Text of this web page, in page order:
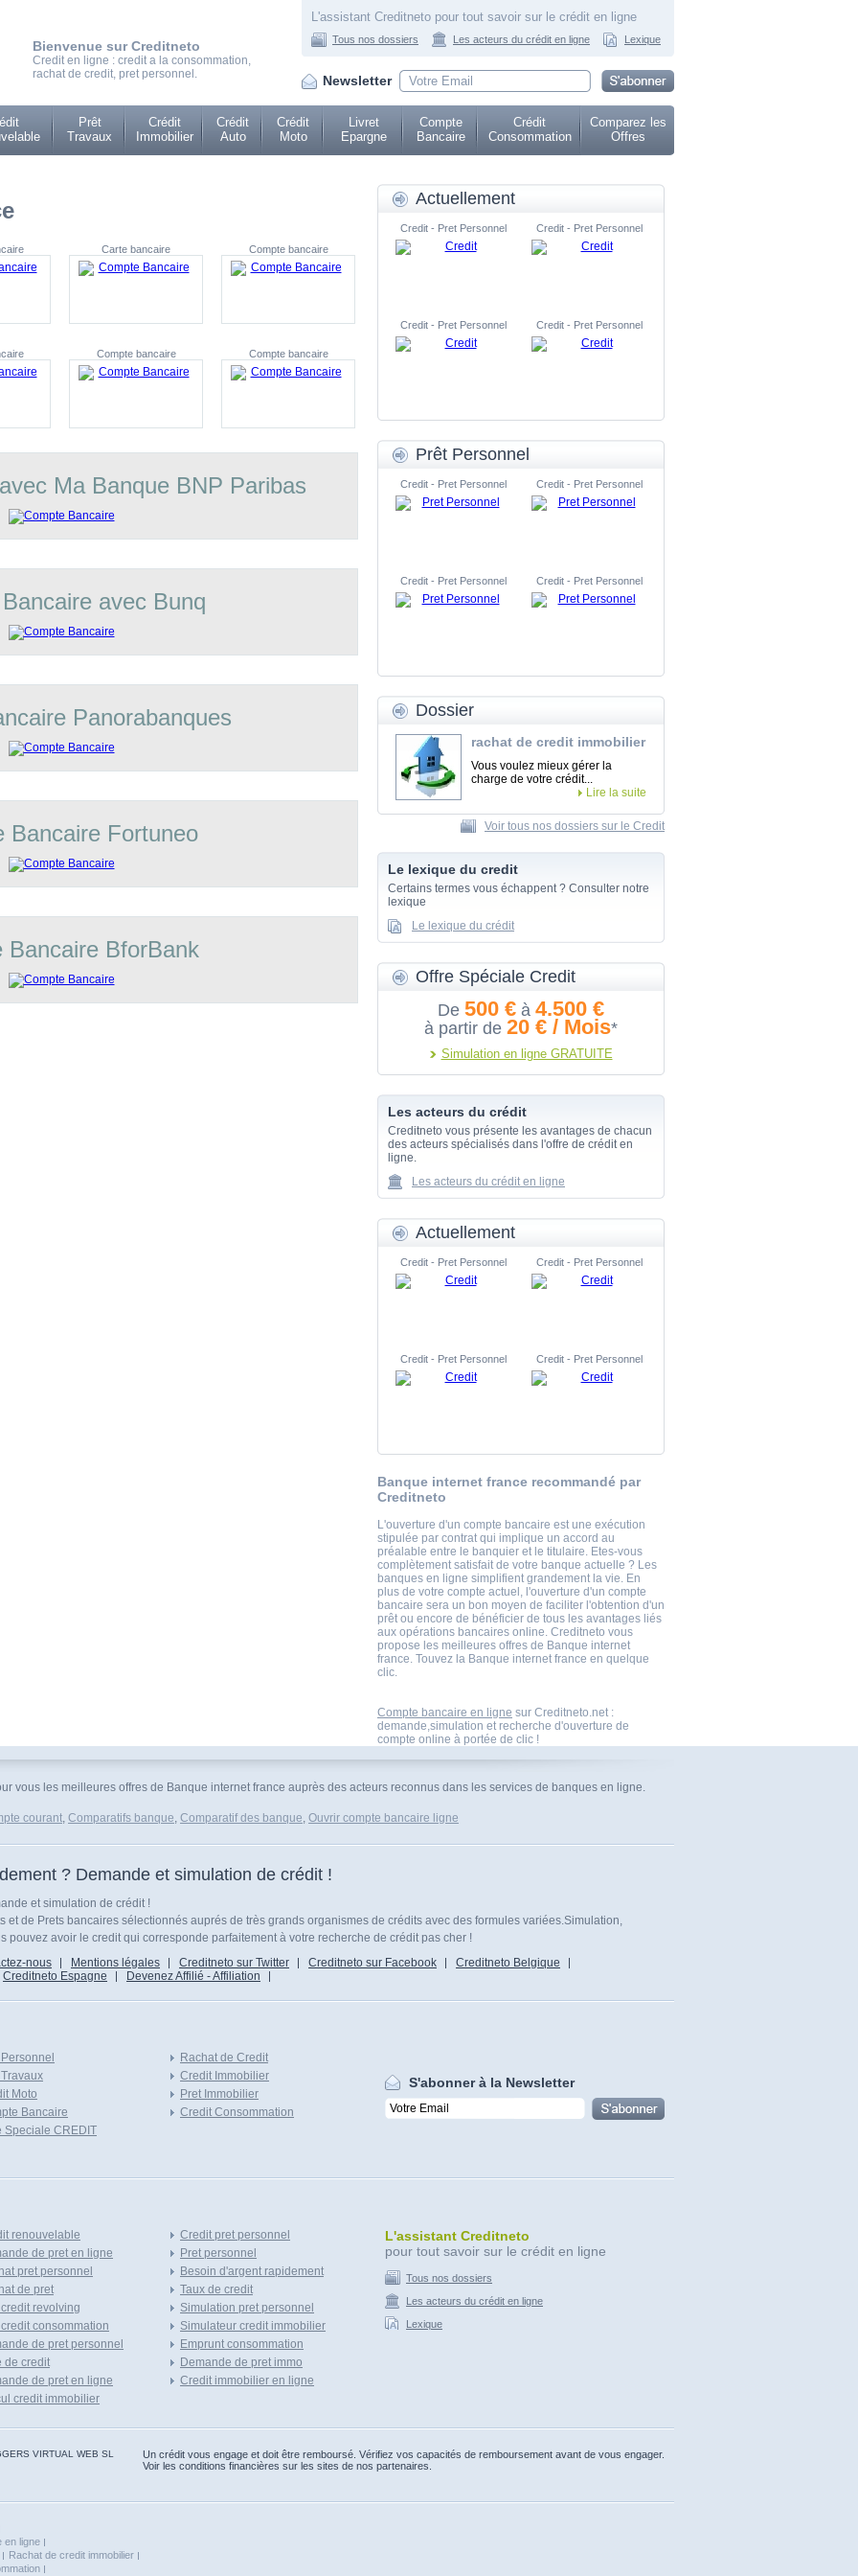
Bienvenue sur Creditneto
Credit en ligne : credit a la consommation,
rachat de credit, pret personnel.
L'assistant Creditneto pour tout savoir sur le crédit en ligne
Tous nos dossiers Les acteurs du crédit en ligne Lexique
Newsletter
Prêt
Travaux
Crédit
Immobilier
Crédit
Auto
Crédit
Moto
Livret
Epargne
Compte
Bancaire
Crédit
Consommation
Comparez les
Offres
Carte bancaire Compte bancaire
Compte bancaire Compte bancaire
Ma Banque BNP Paribas
avec Bunq
Panorabanques
Bancaire Fortuneo
Bancaire BforBank
Actuellement
Credit - Pret Personnel Credit - Pret Personnel
Credit - Pret Personnel Credit - Pret Personnel
Prêt Personnel
Credit - Pret Personnel Credit - Pret Personnel
Credit - Pret Personnel Credit - Pret Personnel
Dossier
rachat de credit immobilier
Vous voulez mieux gérer la
charge de votre crédit...
Lire la suite
Voir tous nos dossiers sur le Credit
Le lexique du credit
Certains termes vous échappent ? Consulter notre
lexique
Le lexique du crédit
Offre Spéciale Credit
De 500 € à 4.500 €
à partir de 20 € / Mois*
Simulation en ligne GRATUITE
Les acteurs du crédit
Creditneto vous présente les avantages de chacun
des acteurs spécialisés dans l'offre de crédit en
ligne.
Les acteurs du crédit en ligne
Actuellement
Credit - Pret Personnel Credit - Pret Personnel
Credit - Pret Personnel Credit - Pret Personnel
Banque internet france recommandé par
Creditneto
L'ouverture d'un compte bancaire est une exécution
stipulée par contrat qui implique un accord au
préalable entre le banquier et le titulaire. Etes-vous
complètement satisfait de votre banque actuelle ? Les
banques en ligne simplifient grandement la vie. En
plus de votre compte actuel, l'ouverture d'un compte
bancaire sera un bon moyen de faciliter l'obtention d'un
prêt ou encore de bénéficier de tous les avantages liés
aux opérations bancaires online. Creditneto vous
propose les meilleures offres de Banque internet
france. Touvez la Banque internet france en quelque
clic.
Compte bancaire en ligne sur Creditneto.net :
demande,simulation et recherche d'ouverture de
compte online à portée de clic !
vous les meilleures offres de Banque internet france auprès des acteurs reconnus dans les services de banques en ligne.
courant, Comparatifs banque, Comparatif des banque, Ouvrir compte bancaire ligne
? Demande et simulation de crédit !
et simulation de crédit !
et de Prets bancaires sélectionnés auprés de très grands organismes de crédits avec des formules variées.Simulation,
pouvez avoir le credit qui corresponde parfaitement à votre recherche de crédit pas cher !
nous Mentions légales Creditneto sur Twitter Creditneto sur Facebook
Creditneto Belgique
Creditneto Espagne Devenez Affilié - Affiliation
Travaux
Moto
Bancaire
Speciale CREDIT
Rachat de Credit
Credit Immobilier
Pret Immobilier
Credit Consommation
S'abonner à la Newsletter
renouvelable
de pret en ligne
pret personnel
de pret
credit revolving
credit consommation
de pret personnel
de credit
de pret en ligne
credit immobilier
Credit pret personnel
Pret personnel
Besoin d'argent rapidement
Taux de credit
Simulation pret personnel
Simulateur credit immobilier
Emprunt consommation
Demande de pret immo
Credit immobilier en ligne
L'assistant Creditneto
pour tout savoir sur le crédit en ligne
Tous nos dossiers
Les acteurs du crédit en ligne
Lexique
VIRTUAL WEB SL
Un crédit vous engage et doit être remboursé. Vérifiez vos capacités de remboursement avant de vous engager.
Voir les conditions financières sur les sites de nos partenaires.
en ligne
Rachat de credit immobilier